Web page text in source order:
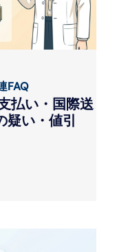
FAQ
払い・国際送
疑い・値引